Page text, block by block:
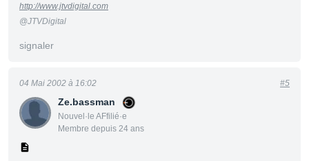
http://www.jtvdigital.com
@JTVDigital
signaler
Ze.bassman
Nouvel·le AFfilié·e
Membre depuis 24 ans
04 Mai 2002 à 16:02 #5